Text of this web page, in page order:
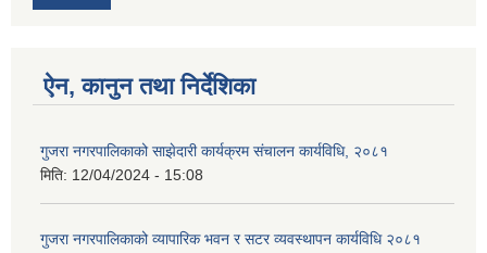
ऐन, कानुन तथा निर्देशिका
गुजरा नगरपालिकाको साझेदारी कार्यक्रम संचालन कार्यविधि, २०८१
मिति: 12/04/2024 - 15:08
गुजरा नगरपालिकाको व्यापारिक भवन र सटर व्यवस्थापन कार्यविधि २०८१